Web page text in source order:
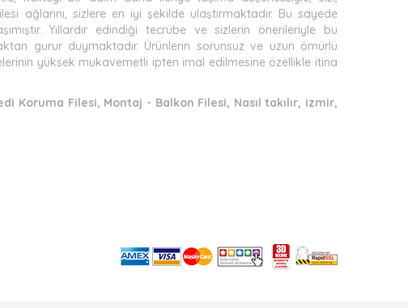
ağlarını, sizlere en iyi şekilde ulaştırmaktadır. Bu sayede
Yıllardır edindiği tecrübe ve sizlerin önerileriyle bu
gurur duymaktadır. Ürünlerin sorunsuz ve uzun ömürlü
yüksek mukavemetli ipten imal edilmesine özellikle itina
Koruma Filesi, Montaj - Balkon Filesi, Nasıl takılır, izmir,